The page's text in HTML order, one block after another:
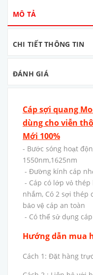
MÔ TẢ
CHI TIẾT THÔNG TIN
ĐÁNH GIÁ
Cáp sợi quang
dùng cho viễn
Mới 100%
- Bước sóng hoạt
1550nm,1625nm
- Đường kính cáp
- Cáp có lớp vỏ
nhắm, Có 2 sợi thép
bảo vệ cáp an toàn
- Có thể sử dụng
Hướng dẫn mua
Cách 1: Đặt hàng